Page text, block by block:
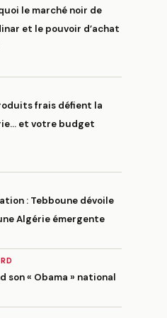
le marché noir de
et le pouvoir d’achat
frais défient la
et votre budget
: Tebboune dévoile
Algérie émergente
son « Obama » national